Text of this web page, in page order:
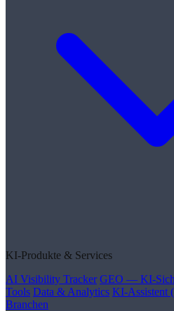
KI-Produkte & Services
AI Visibility Tracker GEO — KI-
Tools Data & Analytics KI-Assistent
Branchen